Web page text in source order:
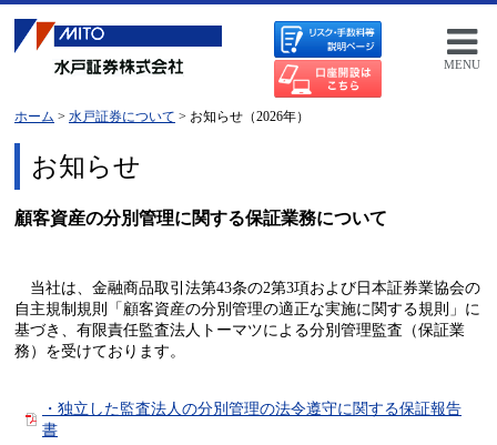
MENU
ホーム > 水戸証券について > お知らせ（2026年）
お知らせ
顧客資産の分別管理に関する保証業務について
当社は、金融商品取引法第43条の2第3項および日本証券業協会の
自主規制規則「顧客資産の分別管理の適正な実施に関する規則」に
基づき、有限責任監査法人トーマツによる分別管理監査（保証業
務）を受けております。
・独立した監査法人の分別管理の法令遵守に関する保証報告
書